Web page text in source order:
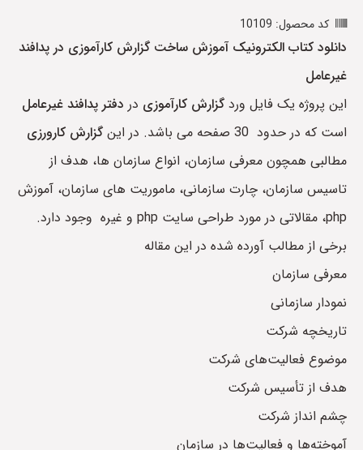
کد محصول: 10109
دانلود کتاب الکترونیک آموزش ساخت گزارش کارآموزی در پدافند
غیرعامل
این پروژه یک فایل ورد گزارش کارآموزی در دفتر پدافند غیرعامل
است که در حدود 30 صفحه می باشد. در این
گزارش کارورزی
مطالبی همچون معرفی سازمان، انواع سازمان ها، هدف از
تاسیس سازمان، چارت سازمانی، ماموریت های سازمان، آموزش
php، مقالاتی در مورد طراحی سایت php و غیره وجود دارد.
برخی از مطالب آورده شده در این مقاله
معرفی سازمان
نمودار سازمانی
تاریخچه شرکت
موضوع فعالیت‌های شرکت
هدف از تأسیس شرکت
چشم انداز شرکت
آموخته‌ها و فعالیت‌ها در سازمان